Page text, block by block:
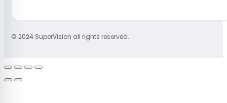
© 2024 SuperVision all rights reserved.